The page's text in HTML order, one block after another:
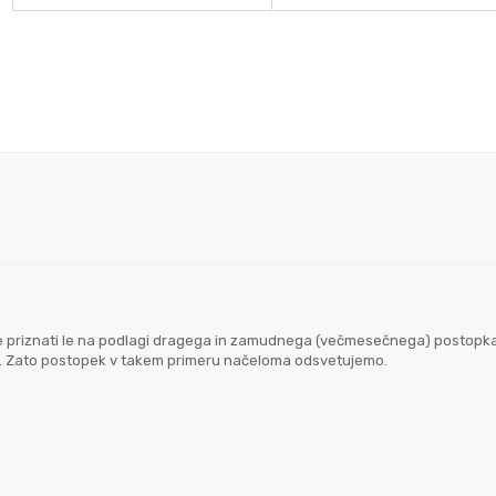
priznati le na podlagi dragega in zamudnega (večmesečnega)
postopek v takem primeru načeloma odsvetujemo.